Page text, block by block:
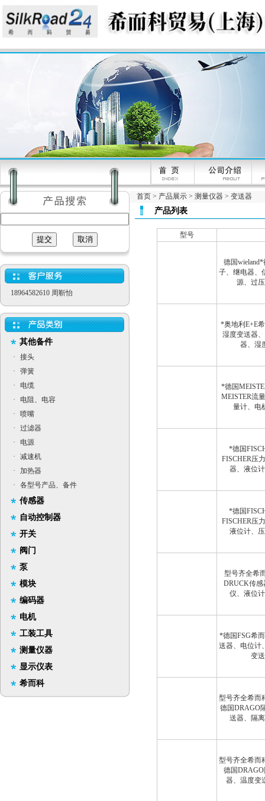
18964582610 周靳怡
其他备件
·
接头
·
弹簧
·
电缆
·
电阻、电容
·
喷嘴
·
过滤器
·
电源
·
减速机
·
加热器
·
各型号产品、备件
传感器
自动控制器
开关
阀门
泵
模块
编码器
电机
工装工具
测量仪器
显示仪表
希而科
首页 > 产品展示 > 测量仪器 > 变送器
产品列表
型号
德国
子、继电器、
源、过
*奥地利E+E
湿度变送器
器、湿
*德国
MEISTER流
量计、电
*德国
FISCHER压
器、液位
*德国
FISCHER压
液位计、
型号齐全希
DRUCK传
仪、液位
*德国FSG希
送器、电位计
变
型号齐全希而
德国DRAGO
送器、隔
型号齐全希而
德国
器、温度变